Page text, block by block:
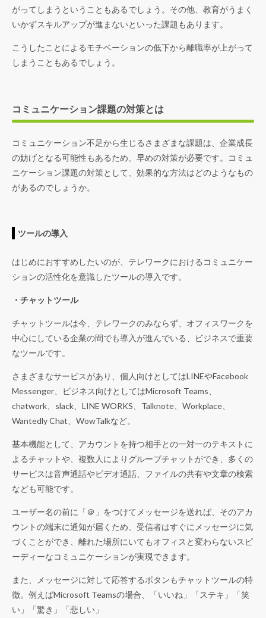
がってしまうということもあるでしょう。その他、教育がうまく
いかずスキルアップが進まないといった課題もあります。
こうしたことによるモチベーションの低下から離職率が上がって
しまうこともあるでしょう。
コミュニケーション課題の対策とは
コミュニケーション不足から生じるさまざまな課題は、企業成長
の妨げとなる可能性もあるため、早めの対策が必要です。コミュ
ニケーション課題の対策として、効果的な方法はどのようなもの
があるのでしょうか。
ツールの導入
はじめにおすすめしたいのが、テレワークにおけるコミュニケー
ションの活性化を意識したツールの導入です。
・チャットツール
チャットツールは今、テレワークのみならず、オフィスワークを
中心にしている企業の間でも導入が進んでいる、ビジネスで重要
なツールです。
さまざまなサービスがあり、個人向けとしてはLINEやFacebook
Messenger、ビジネス向けとしてはMicrosoft Teams、
chatwork、slack、LINE WORKS、Talknote、Workplace、
Wantedly Chat、WowTalkなど。
基本機能として、アカウントを持つ相手との一対一のテキストに
よるチャットや、複数人によりグループチャットができ、多くの
サービスは音声通話やビデオ通話、ファイルの共有や文章の検索
なども可能です。
ユーザー名の前に「＠」をつけてメッセージを送れば、そのアカ
ウントの端末に通知が届くため、受信者はすぐにメッセージに気
づくことができ、離れた場所にいてもオフィスと変わらないスピ
ーディーなコミュニケーションが実現できます。
また、メッセージに対して応答するボタンもチャットツールの特
徴。例えばMicrosoft Teamsの場合、「いいね」「ステキ」「笑
い」「驚き」「悲しい」